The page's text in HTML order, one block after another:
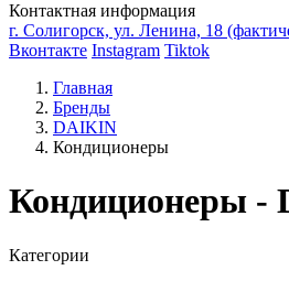
Контактная информация
г. Солигорск, ул. Ленина, 18
Вконтакте Instagram Tiktok
Главная
Бренды
DAIKIN
Кондиционеры
Кондиционеры -
Категории